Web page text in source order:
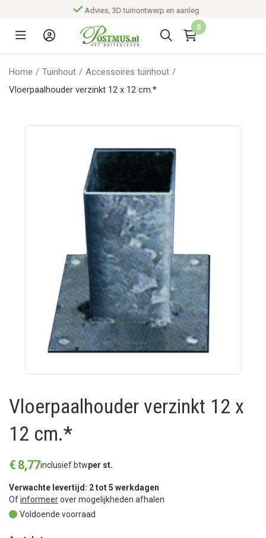
Advies, 3D tuinontwerp en aanleg
0
Home / Tuinhout / Accessoires tuinhout /
Vloerpaalhouder verzinkt 12 x 12 cm.*
Vloerpaalhouder verzinkt 12 x
12 cm.*
€ 8,77inclusief btwper st.
Verwachte levertijd: 2 tot 5 werkdagen
Ofinformeerover mogelijkheden afhalen
Voldoende voorraad